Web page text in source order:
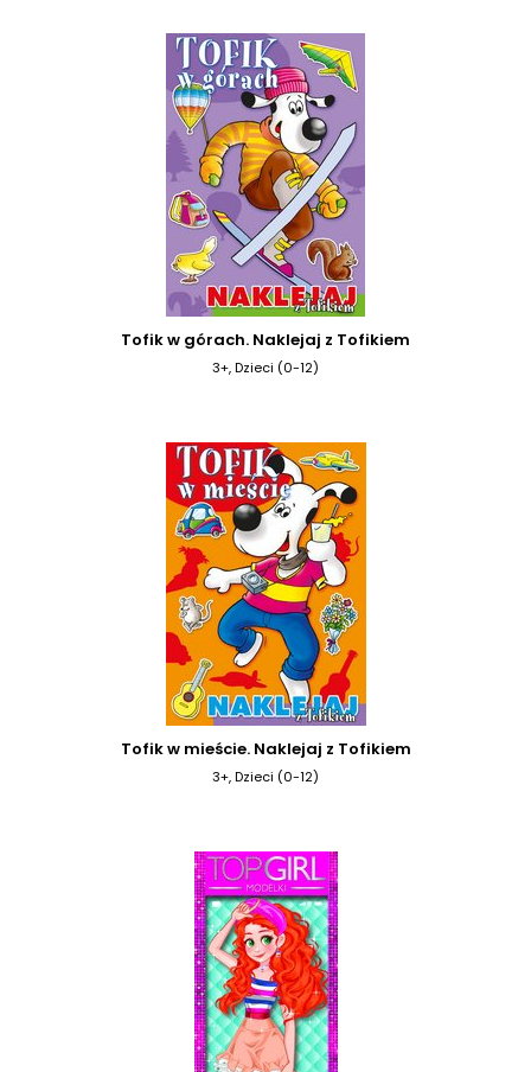
Tofik w górach. Naklejaj z Tofikiem
3+, Dzieci (0-12)
Tofik w mieście. Naklejaj z Tofikiem
3+, Dzieci (0-12)